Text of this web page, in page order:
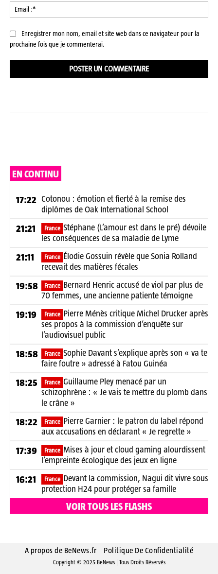
Enregistrer mon nom, email et site web dans ce navigateur pour la
prochaine fois que je commenterai.
EN CONTINU
17:22 Cotonou : émotion et fierté à la remise des
diplômes de Oak International School
21:21 France Stéphane (L’amour est dans le pré) dévoile
les conséquences de sa maladie de Lyme
21:11 France Élodie Gossuin révèle que Sonia Rolland
recevait des matières fécales
19:58 France Bernard Henric accusé de viol par plus de
70 femmes, une ancienne patiente témoigne
19:19 France Pierre Ménès critique Michel Drucker après
ses propos à la commission d’enquête sur
l’audiovisuel public
18:58 France Sophie Davant s’explique après son « va te
faire foutre » adressé à Fatou Guinéa
18:25 France Guillaume Pley menacé par un
schizophrène : « Je vais te mettre du plomb dans
le crâne »
18:22 France Pierre Garnier : le patron du label répond
aux accusations en déclarant « Je regrette »
17:39 France Mises à jour et cloud gaming alourdissent
l’empreinte écologique des jeux en ligne
16:21 France Devant la commission, Nagui dit vivre sous
protection H24 pour protéger sa famille
VOIR TOUS LES FLASHS
A propos de BeNews.fr Politique De Confidentialité
Copyright © 2025 BeNews | Tous Droits Réservés